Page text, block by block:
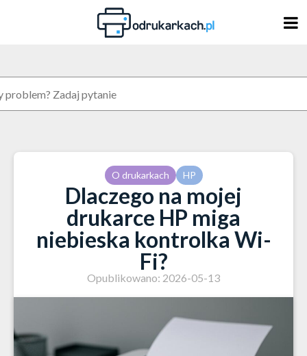
O drukarkach HP
Dlaczego na mojej
drukarce HP miga
niebieska kontrolka Wi-
Fi?
Opublikowano: 2026-05-13